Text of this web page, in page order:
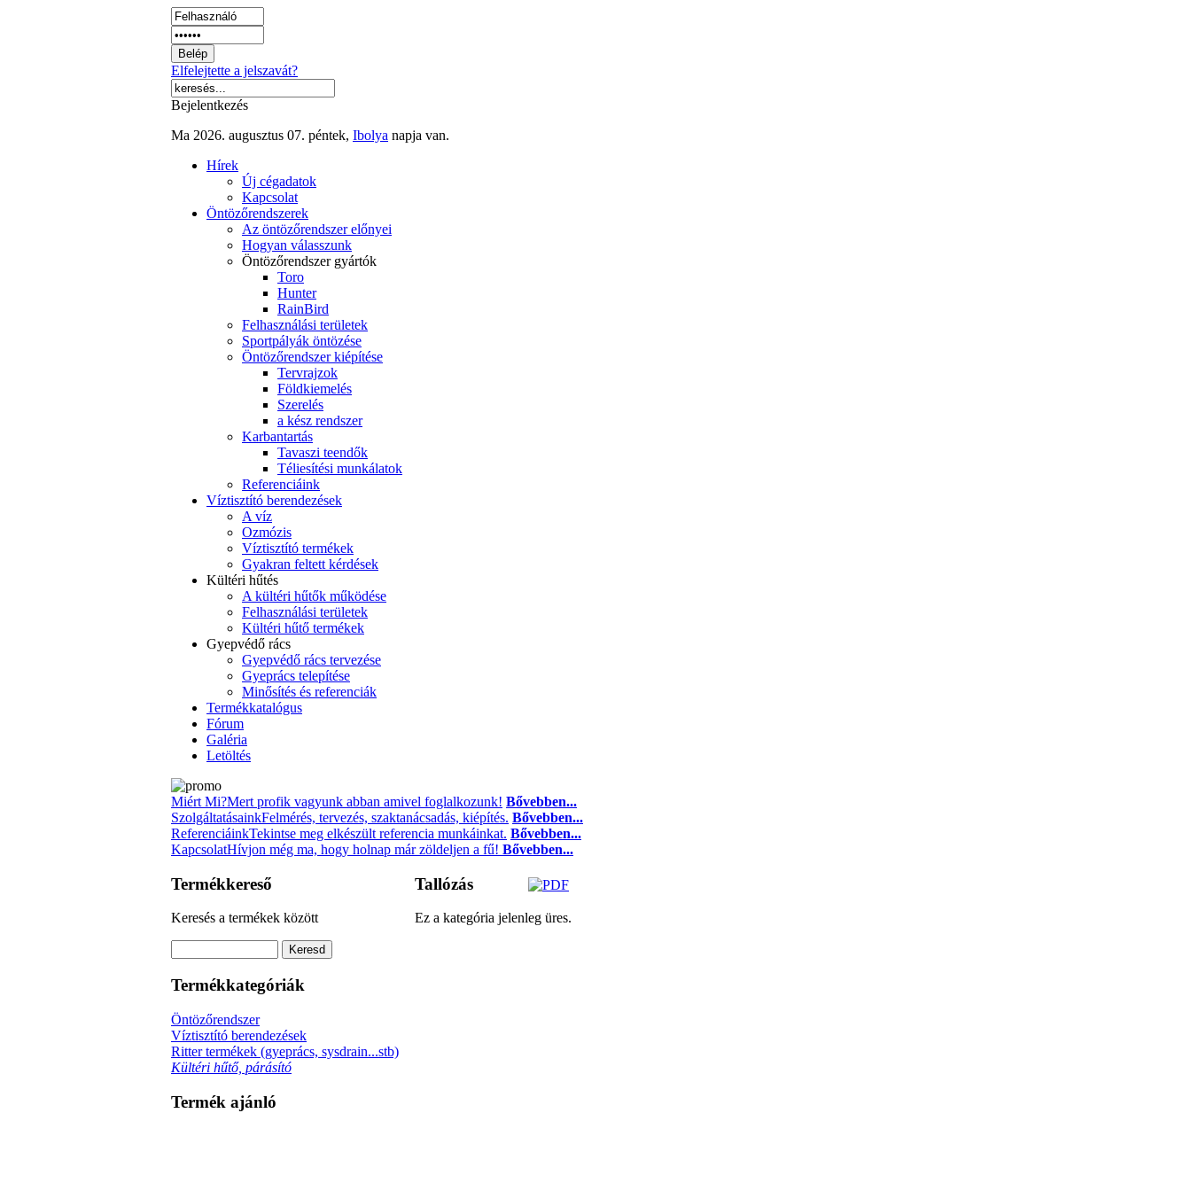
Elfelejtette a jelszavát?
Bejelentkezés
Ma 2026. augusztus 07. péntek, Ibolya napja van.
Hírek
Új cégadatok
Kapcsolat
Öntözőrendszerek
Az öntözőrendszer előnyei
Hogyan válasszunk
Öntözőrendszer gyártók
Toro
Hunter
RainBird
Felhasználási területek
Sportpályák öntözése
Öntözőrendszer kiépítése
Tervrajzok
Földkiemelés
Szerelés
a kész rendszer
Karbantartás
Tavaszi teendők
Téliesítési munkálatok
Referenciáink
Víztisztító berendezések
A víz
Ozmózis
Víztisztító termékek
Gyakran feltett kérdések
Kültéri hűtés
A kültéri hűtők működése
Felhasználási területek
Kültéri hűtő termékek
Gyepvédő rács
Gyepvédő rács tervezése
Gyeprács telepítése
Minősítés és referenciák
Termékkatalógus
Fórum
Galéria
Letöltés
Miért Mi?Mert profik vagyunk abban amivel foglalkozunk! Bővebben...
SzolgáltatásainkFelmérés, tervezés, szaktanácsadás, kiépítés. Bővebben...
ReferenciáinkTekintse meg elkészült referencia munkáinkat. Bővebben...
KapcsolatHívjon még ma, hogy holnap már zöldeljen a fű! Bővebben...
Termékkereső
Keresés a termékek között
Termékkategóriák
Öntözőrendszer
Víztisztító berendezések
Ritter termékek (gyeprács, sysdrain...stb)
Kültéri hűtő, párásító
Termék ajánló
Tallózás
Ez a kategória jelenleg üres.